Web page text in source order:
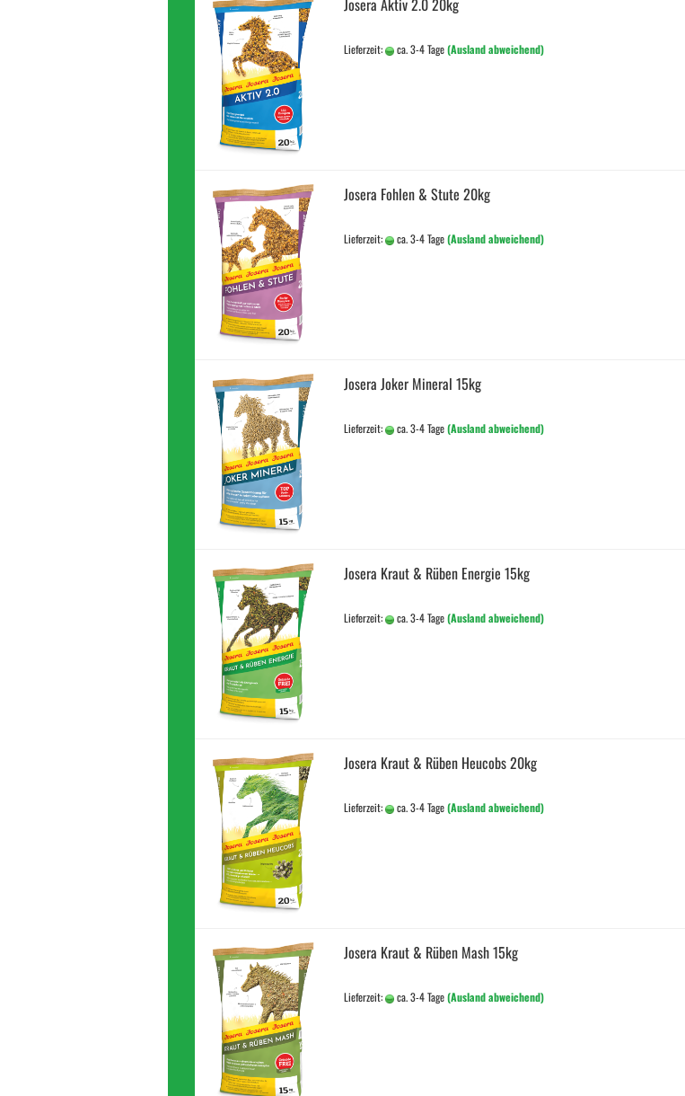
Josera Aktiv 2.0 20kg
Lieferzeit: ca. 3-4 Tage(Ausland abweichend)
Josera Fohlen & Stute 20kg
Lieferzeit: ca. 3-4 Tage(Ausland abweichend)
Josera Joker Mineral 15kg
Lieferzeit: ca. 3-4 Tage(Ausland abweichend)
Josera Kraut & Rüben Energie 15kg
Lieferzeit: ca. 3-4 Tage(Ausland abweichend)
Josera Kraut & Rüben Heucobs 20kg
Lieferzeit: ca. 3-4 Tage(Ausland abweichend)
Josera Kraut & Rüben Mash 15kg
Lieferzeit: ca. 3-4 Tage(Ausland abweichend)